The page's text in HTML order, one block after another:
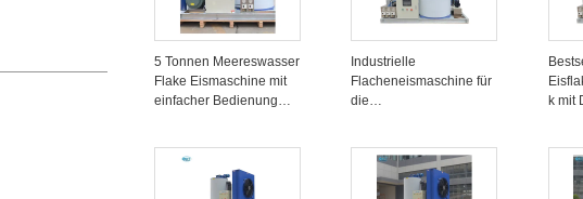
5 Tonnen Meereswasser
Flake Eismaschine mit
einfacher Bedienung
Industrielle
Flacheneismaschine für
die
k mit